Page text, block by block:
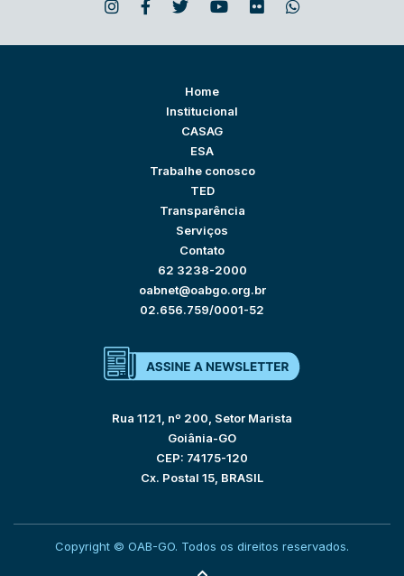
Home
Institucional
CASAG
ESA
Trabalhe conosco
TED
Transparência
Serviços
Contato
62 3238-2000
oabnet@oabgo.org.br
02.656.759/0001-52
Rua 1121, nº 200, Setor Marista
Goiânia-GO
CEP: 74175-120
Cx. Postal 15, BRASIL
Copyright © OAB-GO. Todos os direitos reservados.